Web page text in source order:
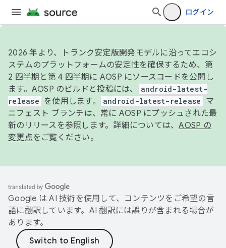
ログイン
2026 年より、トランク安定版開発モデルに沿ってエコシ
ステムのプラットフォームの安定性を確保するため、第
2 四半期と第 4 四半期に AOSP にソースコードを公開し
ます。AOSP のビルドと投稿には、
android-latest-
release
を使用します。 android-latest-release
マ
ニフェスト ブランチは、常に AOSP にプッシュされた最
新のリリースを参照します。詳細については、AOSP の
変更点をご覧ください。
Google は AI 技術を使用して、コンテンツをご希望の言
語に翻訳しています。AI 翻訳には誤りが含まれる場合が
あります。